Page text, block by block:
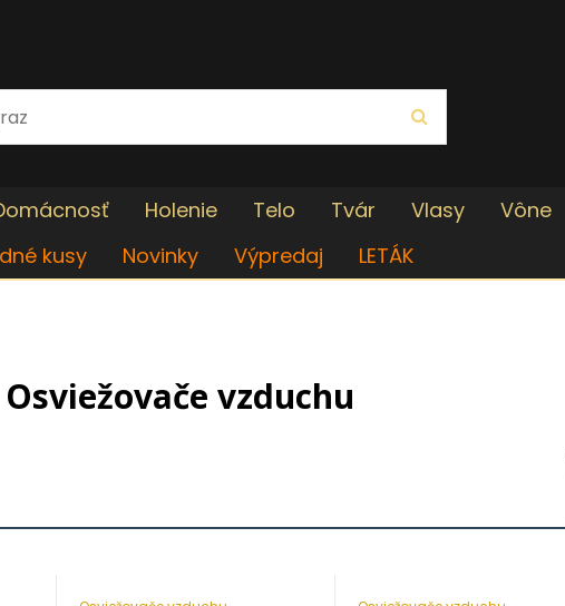
Holenie Telo Tvár Vlasy Vône
kusy
Novinky Výpredaj LETÁK
Osviežovače vzduchu